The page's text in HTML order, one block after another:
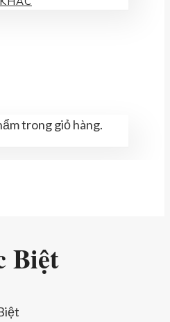
trong giỏ hàng.
Biệt